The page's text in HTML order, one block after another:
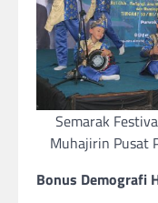
Semarak
Muhajirin Pusat
Bonus Demografi